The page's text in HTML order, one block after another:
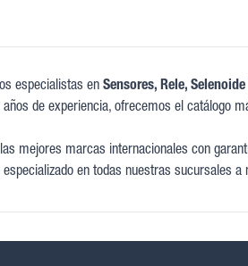
especialistas en Sensores, Rele,
de experiencia, ofrecemos el catálogo
mejores marcas internacionales con
en todas nuestras sucursales a